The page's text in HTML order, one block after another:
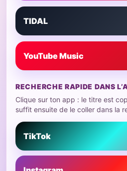
TIDAL
YouTube Music
RECHERCHE RAPIDE DANS
Clique sur ton app : le titre est
suffit ensuite de le coller dans la
TikTok